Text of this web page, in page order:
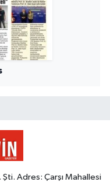
Şti. Adres: Çarşı Mahallesi